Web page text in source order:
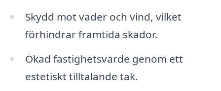
Skydd mot väder och vind, vilket
förhindrar framtida skador.
Ökad fastighetsvärde genom ett
estetiskt tilltalande tak.